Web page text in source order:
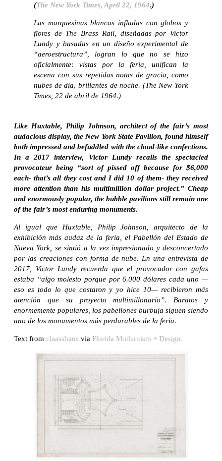
(The New York Times, April 22, 1964.)
Las marquesinas blancas infladas con globos y
flores de The Brass Rail, diseñadas por Victor
Lundy y basadas en un diseño experimental de
“aeroestructura”, logran lo que no se hizo
oficialmente: vistas por la feria, unifican la
escena con sus repetidas notas de gracia, como
nubes de día, brillantes de noche. (The New York
Times, 22 de abril de 1964.)
Like Huxtable, Philip Johnson, architect of the fair’s most
audacious display, the New York State Pavilion, found himself
both impressed and befuddled with the cloud-like confections.
In a 2017 interview, Victor Lundy recalls the spectacled
provocateur being “sort of pissed off because for $6,000
each- that’s all they cost and I did 10 of them- they received
more attention than his multimillion dollar project.” Cheap
and enormously popular, the bubble pavilions still remain one
of the fair’s most enduring monuments.
Al igual que Huxtable, Philip Johnson, arquitecto de la
exhibición más audaz de la feria, el Pabellón del Estado de
Nueva York, se sintió a la vez impresionado y desconcertado
por las creaciones con forma de nube. En una entrevista de
2017, Victor Lundy recuerda que el provocador con gafas
estaba “algo molesto porque por 6.000 dólares cada uno —
eso es todo lo que costaron y yo hice 10— recibieron más
atención que su proyecto multimillonario”. Baratos y
enormemente populares, los pabellones burbuja siguen siendo
uno de los monumentos más perdurables de la feria.
Text from claasshaus via Florida Modernism + Design.